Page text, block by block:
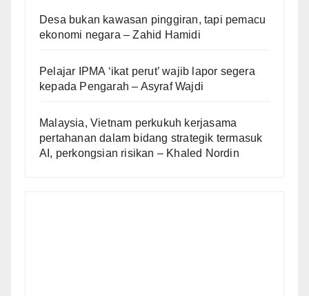
Desa bukan kawasan pinggiran, tapi pemacu
ekonomi negara – Zahid Hamidi
Pelajar IPMA ‘ikat perut’ wajib lapor segera
kepada Pengarah – Asyraf Wajdi
Malaysia, Vietnam perkukuh kerjasama
pertahanan dalam bidang strategik termasuk
AI, perkongsian risikan – Khaled Nordin